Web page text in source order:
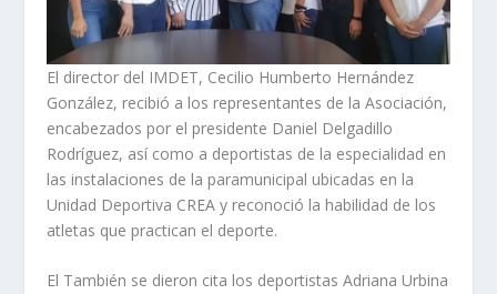
El director del IMDET, Cecilio Humberto Hernández
González, recibió a los representantes de la Asociación,
encabezados por el presidente Daniel Delgadillo
Rodríguez, así como a deportistas de la especialidad en
las instalaciones de la paramunicipal ubicadas en la
Unidad Deportiva CREA y reconoció la habilidad de los
atletas que practican el deporte.
El También se dieron cita los deportistas Adriana Urbina